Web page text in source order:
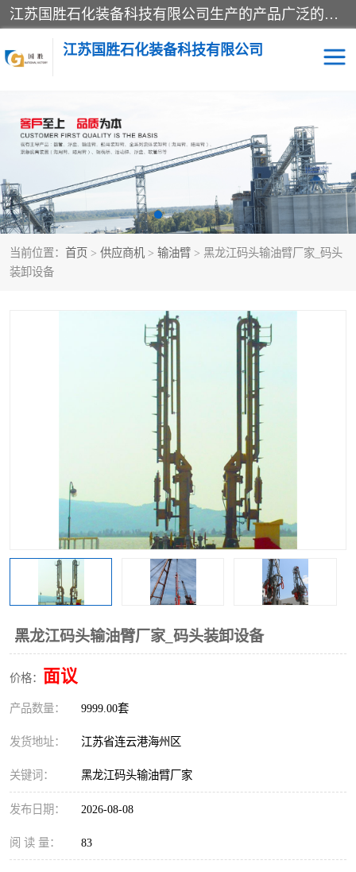
江苏国胜石化装备科技有限公司生产的产品广泛的应用于石油、石化等行业中，产品种类齐全，其中包括装卸鹤管、汽车鹤管、火车鹤管、装车鹤管、卸车鹤管、上装鹤管、下装鹤管、lng鹤管、发油鹤管、液氨鹤管、液化气鹤管等，我们生产的产品质量上乘，价格实惠，服务好，买鹤管就到国胜石化装备！
江苏国胜石化装备科技有限公司
当前位置： 首页 > 供应商机 > 输油臂 > 黑龙江码头输油臂厂家_码头
装卸设备
黑龙江码头输油臂厂家_码头装卸设备
价格： 面议
产品数量： 9999.00套
发货地址： 江苏省连云港海州区
关键词： 黑龙江码头输油臂厂家
发布日期： 2026-08-08
阅 读 量： 83
输油臂 鹤管活动梯